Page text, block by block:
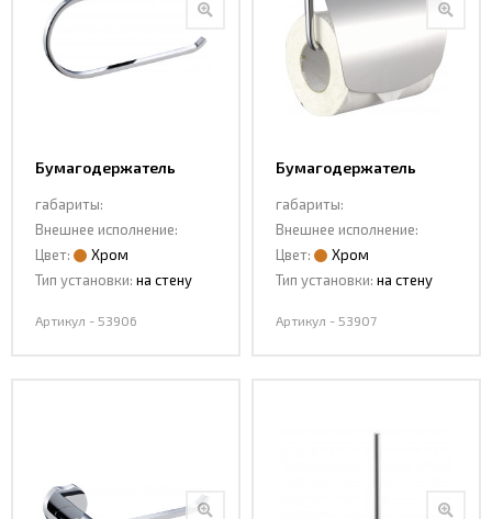
Интерьерные
фото
Бумагодержатель
габариты:
Внешнее исполнение:
Цвет:
Хром
Тип установки: на стену
Артикул - 53906
Бумагодержатель
габариты:
Внешнее исполнение:
Цвет:
Хром
Тип установки: на стену
Артикул - 53907